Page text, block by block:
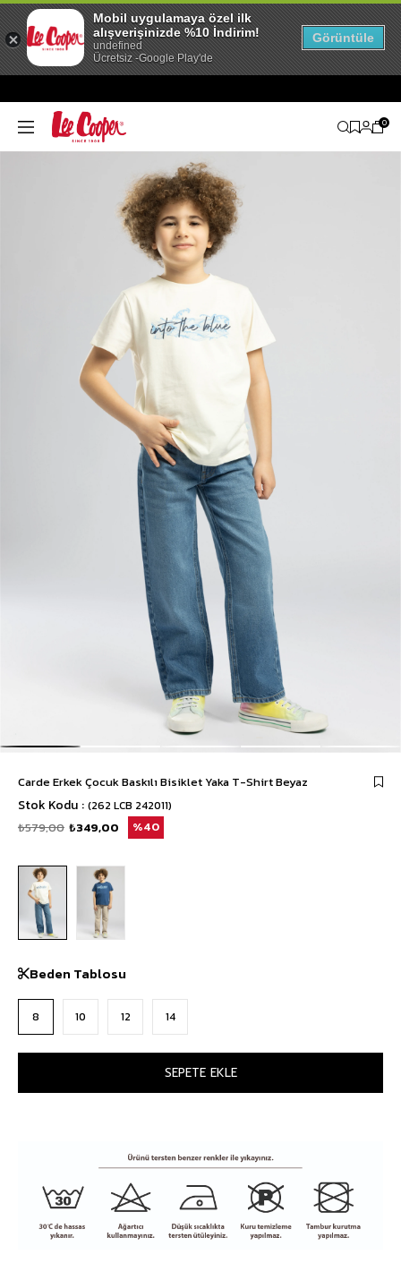
0
Carde Erkek Çocuk Baskılı Bisiklet Yaka T-Shirt Beyaz
Stok Kodu (262 LCB 242011)
₺579,00 ₺349,00 40
Beden Tablosu
8 10 12 14
Mobil uygulamaya özel ilk
alışverişinizde %10 İndirim!
undefined
Ücretsiz -Google Play'de
Görüntüle